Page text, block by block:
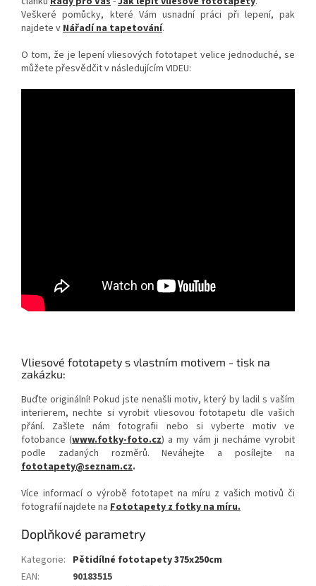
Veškeré pomůcky, které Vám usnadní práci při lepení, pak
najdete vNářadí na tapetování.
O tom, že je lepení vliesových fototapet velice jednoduché, se
můžete přesvědčit v následujícím VIDEU:
Vliesové fototapety s vlastním motivem - tisk na
zakázku:
Buďte originální! Pokud jste nenašli motiv, který by ladil s vaším
interierem, nechte si vyrobit vliesovou fototapetu dle vašich
přání. Zašlete nám fotografii nebo si vyberte motiv ve
fotobance (www.fotky-foto.cz) a my vám ji necháme vyrobit
podle zadaných rozměrů. Neváhejte a posílejte na
fototapety@seznam.cz.
Více informací o výrobě fototapet na míru z vašich motivů či
fotografií najdete na Fototapety z fotky na míru.
Doplňkové parametry
Kategorie: Pětidílné fototapety 375x250cm
EAN:
90183515